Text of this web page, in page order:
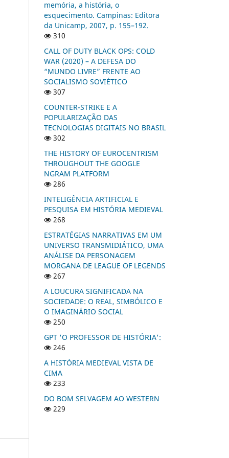
memória, a história, o
esquecimento. Campinas: Editora
da Unicamp, 2007, p. 155–192.
310
CALL OF DUTY BLACK OPS: COLD
WAR (2020) – A DEFESA DO
“MUNDO LIVRE” FRENTE AO
SOCIALISMO SOVIÉTICO
307
COUNTER-STRIKE E A
POPULARIZAÇÃO DAS
TECNOLOGIAS DIGITAIS NO BRASIL
302
THE HISTORY OF EUROCENTRISM
THROUGHOUT THE GOOGLE
NGRAM PLATFORM
286
INTELIGÊNCIA ARTIFICIAL E
PESQUISA EM HISTÓRIA MEDIEVAL
268
ESTRATÉGIAS NARRATIVAS EM UM
UNIVERSO TRANSMIDIÁTICO, UMA
ANÁLISE DA PERSONAGEM
MORGANA DE LEAGUE OF LEGENDS
267
A LOUCURA SIGNIFICADA NA
SOCIEDADE: O REAL, SIMBÓLICO E
O IMAGINÁRIO SOCIAL
250
GPT 'O PROFESSOR DE HISTÓRIA':
246
A HISTÓRIA MEDIEVAL VISTA DE
CIMA
233
DO BOM SELVAGEM AO WESTERN
229